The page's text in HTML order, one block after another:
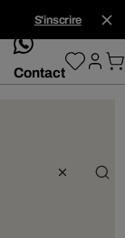
S'inscrire
whatsApp
Contact